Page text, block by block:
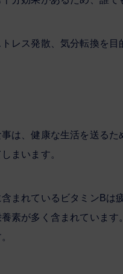
レス発散、気分転換を
は、健康な生活を送る
まいます。
まれているビタミンB
素が多く含まれていま